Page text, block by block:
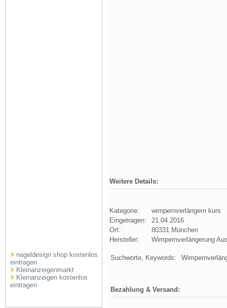
nageldesign shop kostenlos
eintragen
Kleinanzeigenmarkt
Kleinanzeigen kostenlos
eintragen
Weitere Details:
Kategorie:
wimpernverlängern kurs
Eingetragen:
21.04.2016
Ort:
80331 München
Hersteller:
Wimpernverlängerung
Suchworte, Keywords:
Bezahlung & Versand: